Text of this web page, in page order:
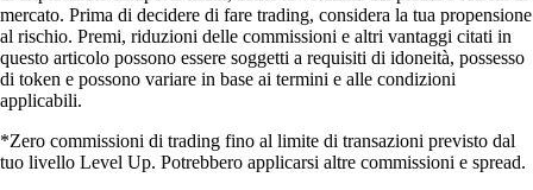
mercato. Prima di decidere di fare trading, considera la tua propensione
al rischio. Premi, riduzioni delle commissioni e altri vantaggi citati in
questo articolo possono essere soggetti a requisiti di idoneità, possesso
di token e possono variare in base ai termini e alle condizioni
applicabili.
*Zero commissioni di trading fino al limite di transazioni previsto dal
tuo livello Level Up. Potrebbero applicarsi altre commissioni e spread.